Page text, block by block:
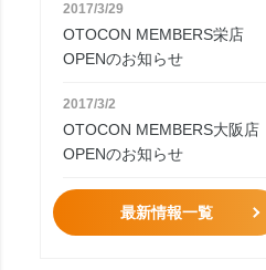
2017/3/29
OTOCON MEMBERS栄店
OPENのお知らせ
2017/3/2
OTOCON MEMBERS大阪店
OPENのお知らせ
最新情報一覧